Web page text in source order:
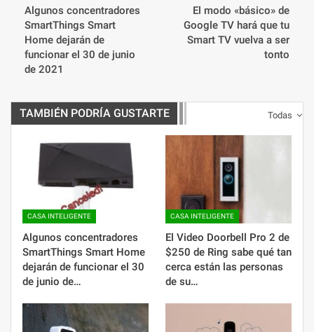
Algunos concentradores
SmartThings Smart
Home dejarán de
funcionar el 30 de junio
de 2021
El modo «básico» de
Google TV hará que tu
Smart TV vuelva a ser
tonto
Todas
TAMBIÉN PODRÍA GUSTARTE
CASA INTELIGENTE
Algunos concentradores
SmartThings Smart Home
dejarán de funcionar el 30
de junio de…
CASA INTELIGENTE
El Video Doorbell Pro 2 de
$250 de Ring sabe qué tan
cerca están las personas
de su…